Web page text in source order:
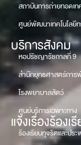
สถาบันการถ่ายทอดเท
ศูนย์พัฒนาเทคโนโลยี
บริการสังคม
หอปรัชญารัชกาลที่ 9
สำนักยุทธศาสตร์การ
โรงพยาบาลสัตว์
ศูนย์บริการเฉพาะทาง
แจ้งเรื่องร้อง
ร้องเรียนทุจริตและป